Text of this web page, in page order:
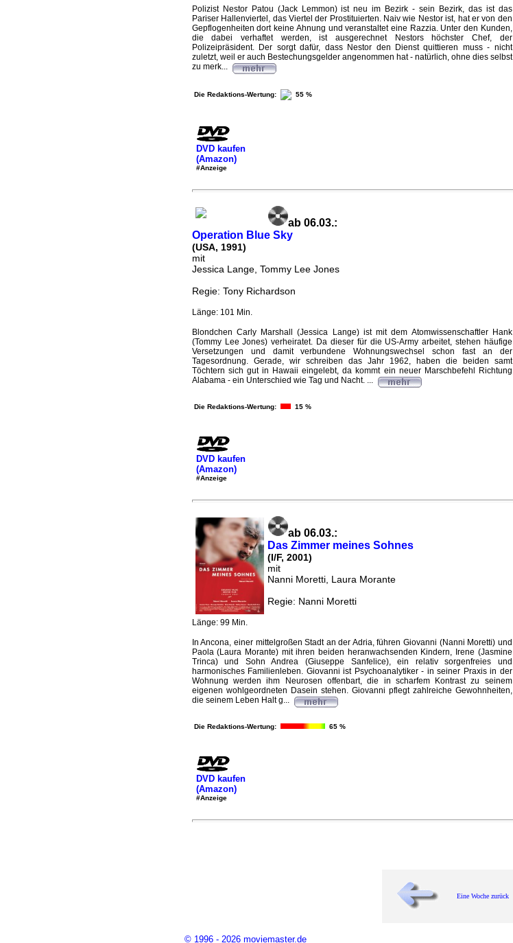
Polizist Nestor Patou (Jack Lemmon) ist neu im Bezirk - sein Bezirk, das ist das
Pariser Hallenviertel, das Viertel der Prostituierten. Naiv wie Nestor ist, hat er von den
Gepflogenheiten dort keine Ahnung und veranstaltet eine Razzia. Unter den Kunden,
die dabei verhaftet werden, ist ausgerechnet Nestors höchster Chef, der
Polizeipräsident. Der sorgt dafür, dass Nestor den Dienst quittieren muss - nicht
zuletzt, weil er auch Bestechungsgelder angenommen hat - natürlich, ohne dies selbst
zu merk...
Die Redaktions-Wertung: 55 %
DVD kaufen
(Amazon)
#Anzeige
ab 06.03.:
Operation Blue Sky
(USA, 1991)
mit
Jessica Lange, Tommy Lee Jones
Regie: Tony Richardson
Länge: 101 Min.
Blondchen Carly Marshall (Jessica Lange) ist mit dem Atomwissenschaftler Hank
(Tommy Lee Jones) verheiratet. Da dieser für die US-Army arbeitet, stehen häufige
Versetzungen und damit verbundene Wohnungswechsel schon fast an der
Tagesordnung. Gerade, wir schreiben das Jahr 1962, haben die beiden samt
Töchtern sich gut in Hawaii eingelebt, da kommt ein neuer Marschbefehl Richtung
Alabama - ein Unterschied wie Tag und Nacht. ...
Die Redaktions-Wertung: 15 %
DVD kaufen
(Amazon)
#Anzeige
ab 06.03.:
Das Zimmer meines Sohnes
(I/F, 2001)
mit
Nanni Moretti, Laura Morante
Regie: Nanni Moretti
Länge: 99 Min.
In Ancona, einer mittelgroßen Stadt an der Adria, führen Giovanni (Nanni Moretti) und
Paola (Laura Morante) mit ihren beiden heranwachsenden Kindern, Irene (Jasmine
Trinca) und Sohn Andrea (Giuseppe Sanfelice), ein relativ sorgenfreies und
harmonisches Familienleben. Giovanni ist Psychoanalytiker - in seiner Praxis in der
Wohnung werden ihm Neurosen offenbart, die in scharfem Kontrast zu seinem
eigenen wohlgeordneten Dasein stehen. Giovanni pflegt zahlreiche Gewohnheiten,
die seinem Leben Halt g...
Die Redaktions-Wertung: 65 %
DVD kaufen
(Amazon)
#Anzeige
Eine Woche zurück
© 1996 - 2026 moviemaster.de